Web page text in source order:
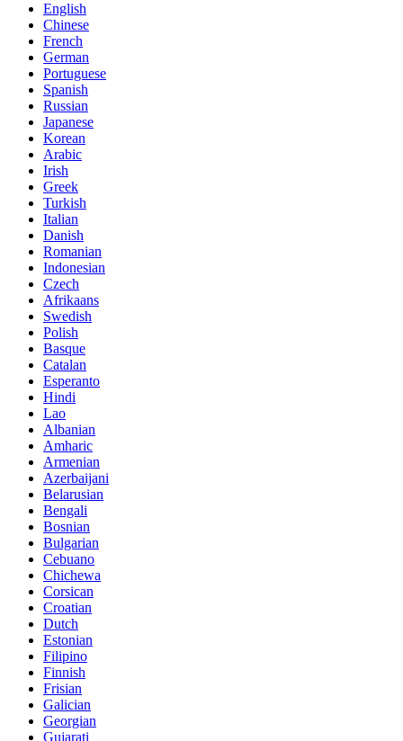
English
Chinese
French
German
Portuguese
Spanish
Russian
Japanese
Korean
Arabic
Irish
Greek
Turkish
Italian
Danish
Romanian
Indonesian
Czech
Afrikaans
Swedish
Polish
Basque
Catalan
Esperanto
Hindi
Lao
Albanian
Amharic
Armenian
Azerbaijani
Belarusian
Bengali
Bosnian
Bulgarian
Cebuano
Chichewa
Corsican
Croatian
Dutch
Estonian
Filipino
Finnish
Frisian
Galician
Georgian
Gujarati